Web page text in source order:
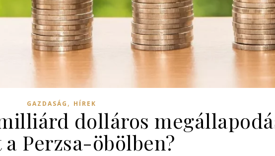
GAZDASÁG , HÍREK
dolláros
Perzsa-öbölben?